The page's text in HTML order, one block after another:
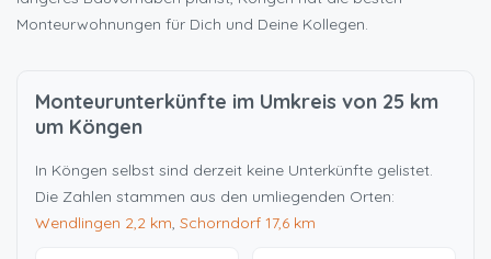
Monteurwohnungen für Dich und Deine Kollegen.
Monteurunterkünfte im Umkreis von 25 km
um Köngen
In Köngen selbst sind derzeit keine Unterkünfte gelistet.
Die Zahlen stammen aus den umliegenden Orten:
Wendlingen 2,2 km, Schorndorf 17,6 km